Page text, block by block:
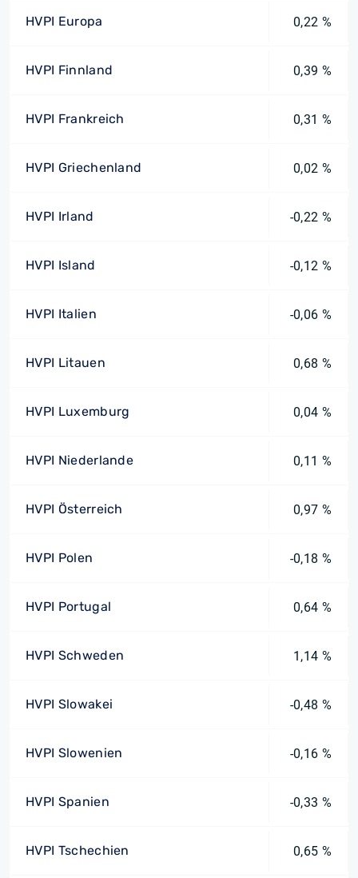
HVPI Europa 0,22 %
HVPI Finnland 0,39 %
HVPI Frankreich 0,31 %
HVPI Griechenland 0,02 %
HVPI Irland -0,22 %
HVPI Island -0,12 %
HVPI Italien -0,06 %
HVPI Litauen 0,68 %
HVPI Luxemburg 0,04 %
HVPI Niederlande 0,11 %
HVPI Österreich 0,97 %
HVPI Polen -0,18 %
HVPI Portugal 0,64 %
HVPI Schweden 1,14 %
HVPI Slowakei -0,48 %
HVPI Slowenien -0,16 %
HVPI Spanien -0,33 %
HVPI Tschechien 0,65 %